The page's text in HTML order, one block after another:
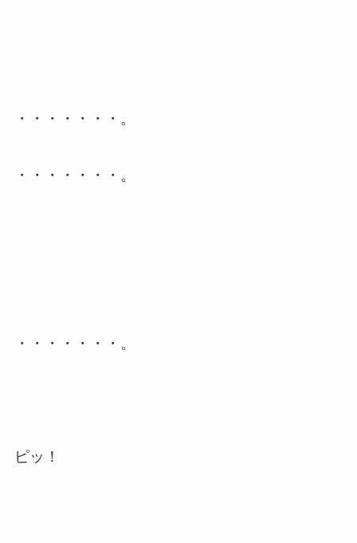
・・・・・・・。
・・・・・・・。
・・・・・・・。
ピッ！